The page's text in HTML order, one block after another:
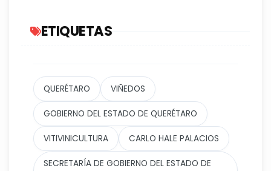
ETIQUETAS
QUERÉTARO VIÑEDOS
GOBIERNO DEL ESTADO DE QUERÉTARO
VITIVINICULTURA CARLO HALE PALACIOS
SECRETARÍA DE GOBIERNO DEL ESTADO DE